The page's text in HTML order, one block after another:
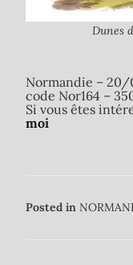
Dunes
Normandie – 20/
code Nor164 –
Si vous êtes
moi
Posted in